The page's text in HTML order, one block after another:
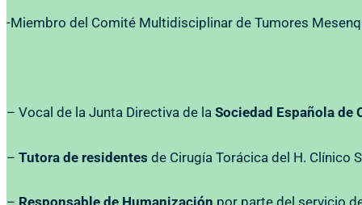
-Miembro del Comité Multidisciplinar de Tumores
– Vocal de la Junta Directiva de la Sociedad Española de
– Tutora de residentes de Cirugía Torácica del H. Clínico